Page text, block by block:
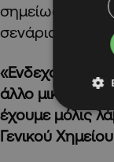
σημείωσε ότι
σενάρια.
«Ενδεχομένως
άλλο
έχουμε μόλις
Γενικού